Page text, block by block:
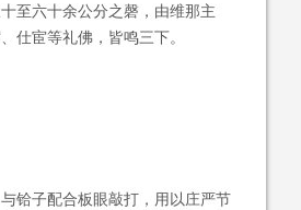
六十余公分之磬，由维那主
仕宦等礼佛，皆鸣三下。
子配合板眼敲打，用以庄严节